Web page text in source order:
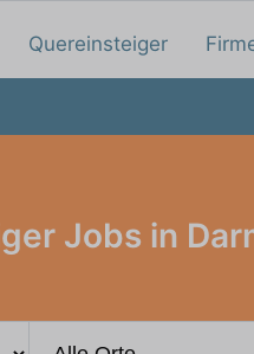
Quereinsteiger
Jobs in